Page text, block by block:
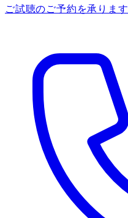
ご試聴のご予約を承ります